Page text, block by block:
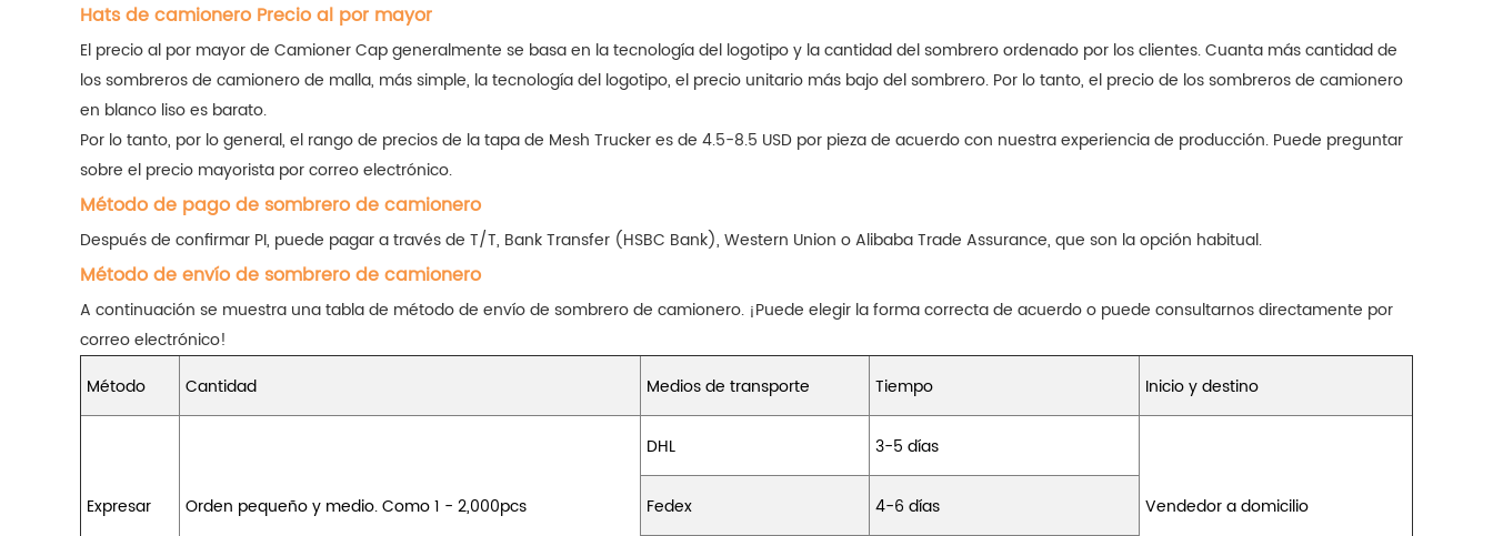
Hats de camionero Precio al por mayor
El precio al por mayor de Camioner Cap generalmente se basa en la tecnología del logotipo y la cantidad del sombrero ordenado por los clientes. Cuanta más cantidad de
los sombreros de camionero de malla, más simple, la tecnología del logotipo, el precio unitario más bajo del sombrero. Por lo tanto, el precio de los sombreros de camionero
en blanco liso es barato.
Por lo tanto, por lo general, el rango de precios de la tapa de Mesh Trucker es de 4.5-8.5 USD por pieza de acuerdo con nuestra experiencia de producción. Puede preguntar
sobre el precio mayorista por correo electrónico.
Método de pago de sombrero de camionero
Después de confirmar PI, puede pagar a través de T/T, Bank Transfer (HSBC Bank), Western Union o Alibaba Trade Assurance, que son la opción habitual.
Método de envío de sombrero de camionero
A continuación se muestra una tabla de método de envío de sombrero de camionero. ¡Puede elegir la forma correcta de acuerdo o puede consultarnos directamente por
correo electrónico!
Método
Cantidad Medios de transporte Tiempo Inicio y destino
Expresar Orden pequeño y medio. Como 1 - 2,000pcs
DHL 3-5 días
Vendedor a domicilio
Fedex 4-6 días